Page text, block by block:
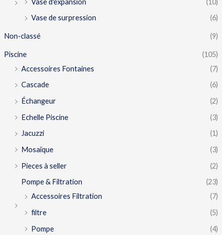
Vase de surpression
(6)
Non-classé (9)
Piscine
(105)
Accessoires Fontaines
(7)
Cascade
(6)
Échangeur
(2)
Echelle Piscine
(3)
Jacuzzi
(1)
Mosaïque
(3)
Pieces à seller
(2)
Pompe & Filtration
(23)
Accessoires Filtration
(7)
filtre
(5)
Pompe
(4)